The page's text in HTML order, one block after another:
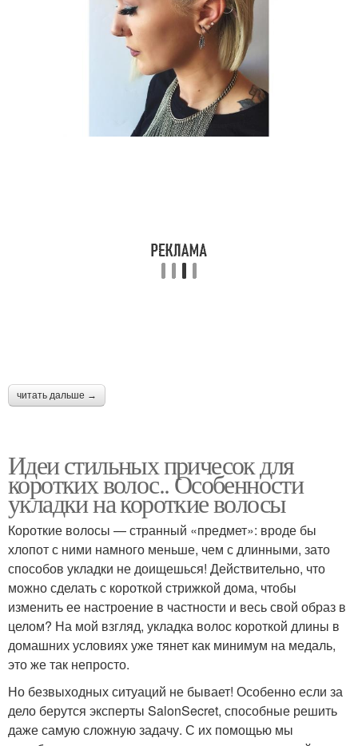
читать дальше →
Идеи стильных причесок для
коротких волос.. Особенности
укладки на короткие волосы
Короткие волосы — странный «предмет»: вроде бы
хлопот с ними намного меньше, чем с длинными, зато
способов укладки не доищешься! Действительно, что
можно сделать с короткой стрижкой дома, чтобы
изменить ее настроение в частности и весь свой образ в
целом? На мой взгляд, укладка волос короткой длины в
домашних условиях уже тянет как минимум на медаль,
это же так непросто.
Но безвыходных ситуаций не бывает! Особенно если за
дело берутся эксперты SalonSecret, способные решить
даже самую сложную задачу. С их помощью мы